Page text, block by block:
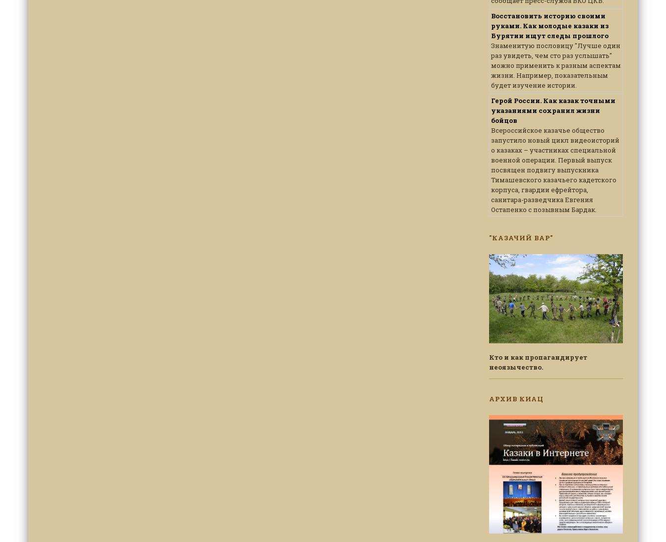
Восстановить историю своими
руками. Как молодые казаки из
Бурятии ищут следы прошлого
Знаменитую пословицу "Лучше один
раз увидеть, чем сто раз услышать"
можно применить к разным аспектам
жизни. Например, показательным
будет изучение истории.
Герой России. Как казак точными
указаниями сохранил жизни
бойцов
Всероссийское казачье общество
запустило новый цикл видеоисторий
о казаках – участниках специальной
военной операции. Первый выпуск
посвящен подвигу выпускника
Тимашевского казачьего кадетского
корпуса, гвардии ефрейтора,
санитара-разведчика Евгения
Остапенко с позывным Бардак.
"КАЗАЧИЙ ВАР"
Кто и как пропагандирует
неоязычество.
АРХИВ КИАЦ